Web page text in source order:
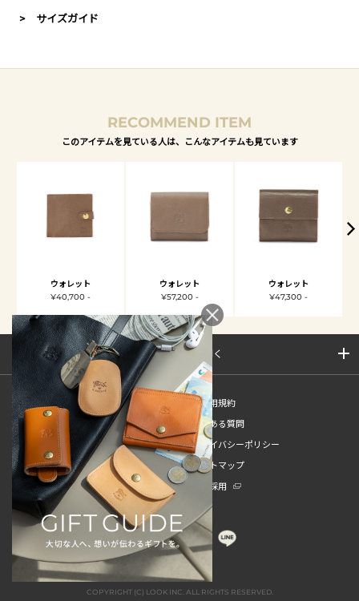
> サイズガイド
RECOMMEND ITEM
このアイテムを見ている人は、こんなアイテムも見ています
ウォレット
¥40,700 -
ウォレット
¥57,200 -
ウォレット
¥47,300 -
サイトマップを開く
新規会員登録
ご利用規約
ご利用ガイド
よくある質問
特定商取引法
プライバシーポリシー
お問い合わせ
サイトマップ
販売スタッフ中途採用
新卒採用
COPYRIGHT (C) LOOK INC. ALL RIGHTS RESERVED.